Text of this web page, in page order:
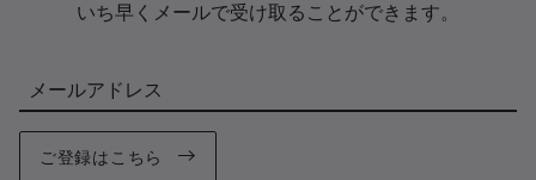
いち早くメールで受け取ることができます。
メールアドレス
ご登録はこちら